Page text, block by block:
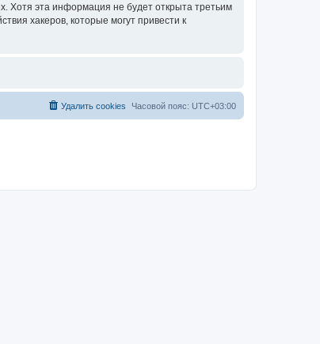
Хотя эта информация не будет открыта третьим
хакеров, которые могут привести к
Часовой пояс: UTC+03:00
Удалить cookies